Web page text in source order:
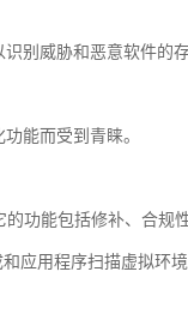
别威胁和恶意软件的
能而受到青睐。
功能包括修补、合规
应用程序扫描虚拟环